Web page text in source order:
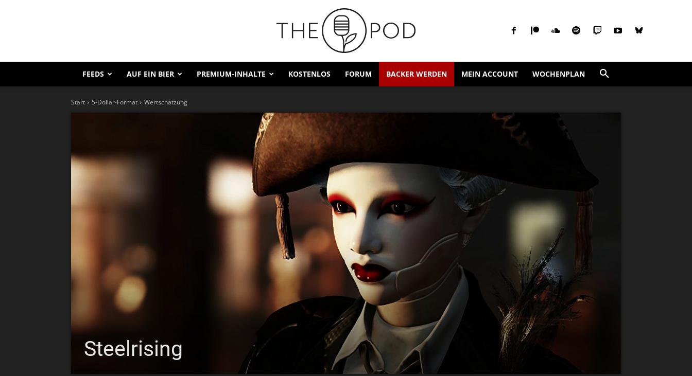
FEEDS AUF EIN BIER PREMIUM-INHALTE KOSTENLOS FORUM BACKER WERDEN MEIN ACCOUNT WOCHENPLAN
Start 5-Dollar-Format Wertschätzung
Steelrising